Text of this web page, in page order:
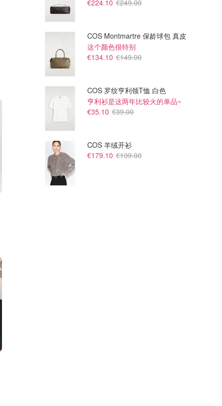
€224.10 €249.00
COS Montmartre 保龄球包 真皮
这个颜色很特别
€134.10 €149.00
COS 罗纹亨利领T恤 白色
亨利衫是这两年比较火的单品~
€35.10 €39.00
COS 羊绒开衫
€179.10 €199.00